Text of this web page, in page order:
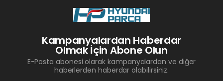
Kampanyalardan Haberdar
Olmak İçin Abone Olun
E-Posta abonesi olarak kampanyalardan ve diğer
haberlerden haberdar olabilirsiniz.